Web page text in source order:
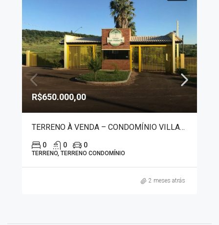
R$650.000,00
TERRENO À VENDA – CONDOMÍNIO VILLAGIO SAN RAFAELO 1305
0 0 0
TERRENO, TERRENO CONDOMÍNIO
2 meses atrás